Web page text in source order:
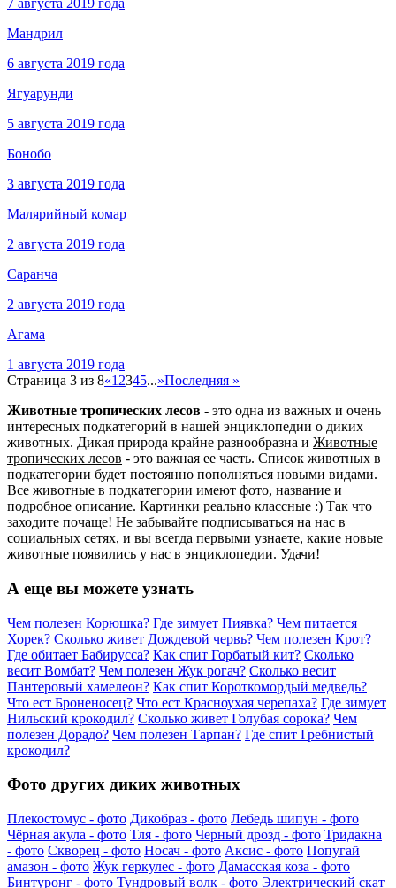
7 августа 2019 года
Мандрил
6 августа 2019 года
Ягуарунди
5 августа 2019 года
Бонобо
3 августа 2019 года
Малярийный комар
2 августа 2019 года
Саранча
2 августа 2019 года
Агама
1 августа 2019 года
Страница 3 из 8«1 2345...»Последняя »
Животные тропических лесов - это одна из важных и очень
интересных подкатегорий в нашей энциклопедии о диких
животных. Дикая природа крайне разнообразна и Животные
тропических лесов - это важная ее часть. Список животных в
подкатегории будет постоянно пополняться новыми видами.
Все животные в подкатегории имеют фото, название и
подробное описание. Картинки реально классные :) Так что
заходите почаще! Не забывайте подписываться на нас в
социальных сетях, и вы всегда первыми узнаете, какие новые
животные появились у нас в энциклопедии. Удачи!
А еще вы можете узнать
Чем полезен Корюшка? Где зимует Пиявка? Чем питается
Хорек? Сколько живет Дождевой червь? Чем полезен Крот?
Где обитает Бабирусса? Как спит Горбатый кит? Сколько
весит Вомбат? Чем полезен Жук рогач? Сколько весит
Пантеровый хамелеон? Как спит Короткомордый медведь?
Что ест Броненосец? Что ест Красноухая черепаха? Где зимует
Нильский крокодил? Сколько живет Голубая сорока? Чем
полезен Дорадо? Чем полезен Тарпан? Где спит Гребнистый
крокодил?
Фото других диких животных
Плекостомус - фото Дикобраз - фото Лебедь шипун - фото
Чёрная акула - фото Тля - фото Черный дрозд - фото Тридакна
- фото Скворец - фото Носач - фото Аксис - фото Попугай
амазон - фото Жук геркулес - фото Дамасская коза - фото
Бинтуронг - фото Тундровый волк - фото Электрический скат